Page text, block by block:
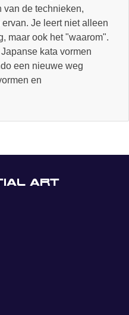
van de technieken,
Je leert niet alleen
maar ook het "waarom".
kata vormen
een nieuwe weg
en
Art